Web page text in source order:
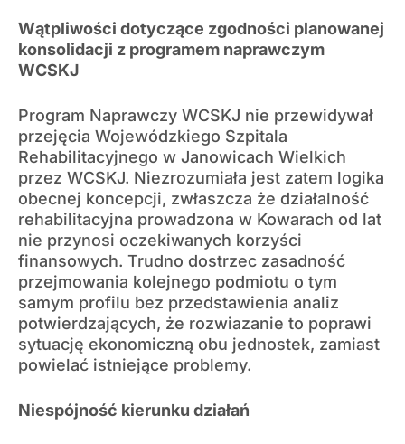
Wątpliwości dotyczące zgodności planowanej
konsolidacji z programem naprawczym
WCSKJ
Program Naprawczy WCSKJ nie przewidywał
przejęcia Wojewódzkiego Szpitala
Rehabilitacyjnego w Janowicach Wielkich
przez WCSKJ. Niezrozumiała jest zatem logika
obecnej koncepcji, zwłaszcza że działalność
rehabilitacyjna prowadzona w Kowarach od lat
nie przynosi oczekiwanych korzyści
finansowych. Trudno dostrzec zasadność
przejmowania kolejnego podmiotu o tym
samym profilu bez przedstawienia analiz
potwierdzających, że rozwiazanie to poprawi
sytuację ekonomiczną obu jednostek, zamiast
powielać istniejące problemy.
Niespójność kierunku działań